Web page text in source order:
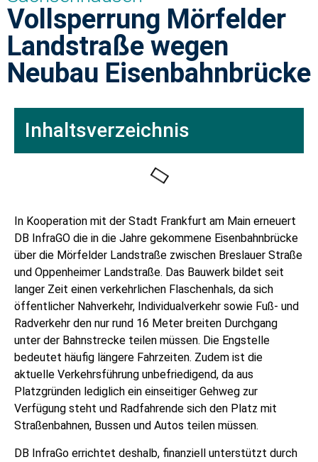
Vollsperrung Mörfelder
Landstraße wegen
Neubau Eisenbahnbrücke
In Kooperation mit der Stadt Frankfurt am Main erneuert
DB InfraGO die in die Jahre gekommene Eisenbahnbrücke
über die Mörfelder Landstraße zwischen Breslauer Straße
und Oppenheimer Landstraße. Das Bauwerk bildet seit
langer Zeit einen verkehrlichen Flaschenhals, da sich
öffentlicher Nahverkehr, Individualverkehr sowie Fuß- und
Radverkehr den nur rund 16 Meter breiten Durchgang
unter der Bahnstrecke teilen müssen. Die Engstelle
bedeutet häufig längere Fahrzeiten. Zudem ist die
aktuelle Verkehrsführung unbefriedigend, da aus
Platzgründen lediglich ein einseitiger Gehweg zur
Verfügung steht und Radfahrende sich den Platz mit
Straßenbahnen, Bussen und Autos teilen müssen.
DB InfraGo errichtet deshalb, finanziell unterstützt durch
Inhaltsverzeichnis